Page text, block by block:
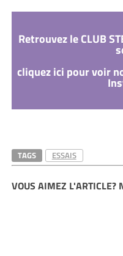
Retrouvez le CLUB
cliquez ici pour voir
TAGS ESSAIS
VOUS AIMEZ L'ARTICLE?